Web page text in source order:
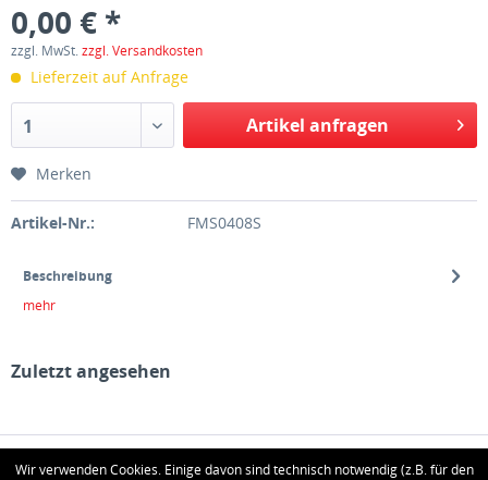
0,00 € *
zzgl. MwSt.zzgl. Versandkosten
Lieferzeit auf Anfrage
1 Artikel anfragen
Merken
Artikel-Nr.: FMS0408S
Beschreibung
mehr
Zuletzt angesehen
Wir verwenden Cookies. Einige davon sind technisch notwendig (z.B. für den